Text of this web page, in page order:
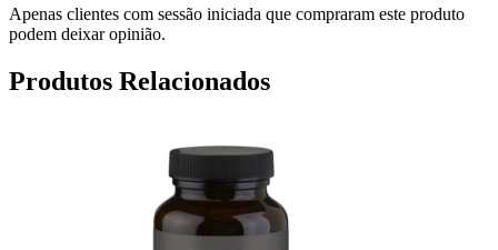
Apenas clientes com sessão iniciada que compraram este produto
podem deixar opinião.
Produtos Relacionados